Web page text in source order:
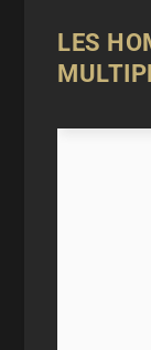
LES